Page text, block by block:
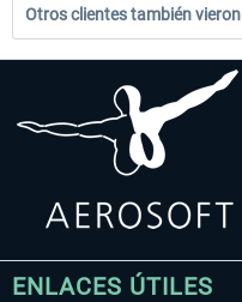
Otros clientes también vieron
ENLACES ÚTILES